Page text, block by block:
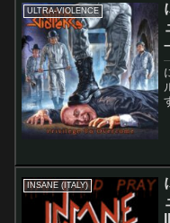
ULTRA-VIOLENCE
INSANE (ITALY)